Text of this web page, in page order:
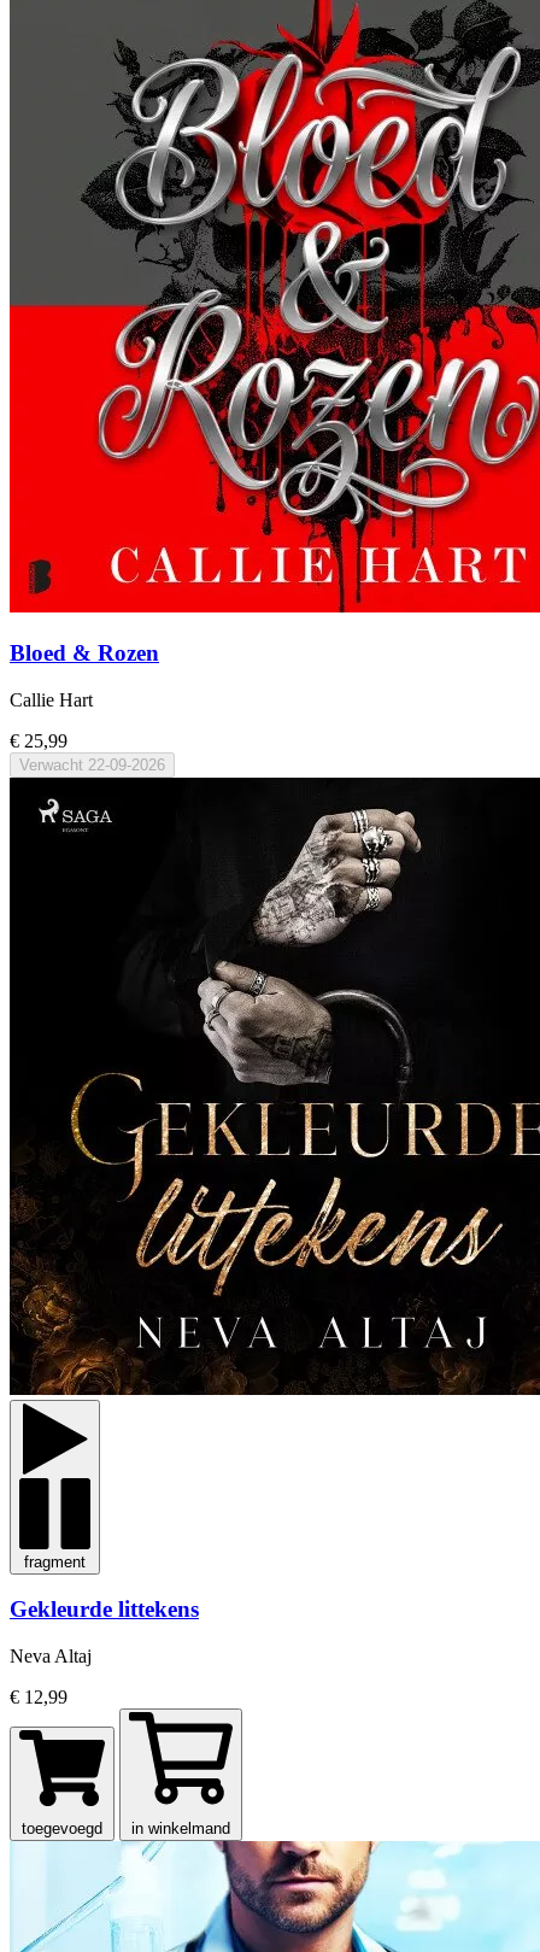
Bloed & Rozen
Callie Hart
€ 25,99
Verwacht 22-09-2026
fragment
Gekleurde littekens
Neva Altaj
€ 12,99
toegevoegd in winkelmand